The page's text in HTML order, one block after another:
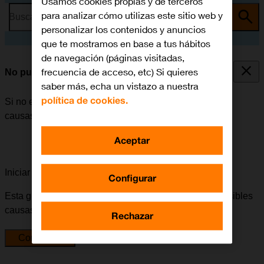
Busca por problema o tema
No puedo realizar llamadas
Si no es posible realizar llamadas, puede haber varias
causas posibles al problema.
Iniciar la guía para solucionar tu problema
Esta guía te va a conducir a través de una serie de posibles
causas y soluciones al problema.
Comenzar
para analizar cómo utilizas este sitio web y
personalizar los contenidos y anuncios
que te mostramos en base a tus hábitos
de navegación (páginas visitadas,
frecuencia de acceso, etc) Si quieres
saber más, echa un vistazo a nuestra
política de cookies.
Configurar
Rechazar
Aceptar